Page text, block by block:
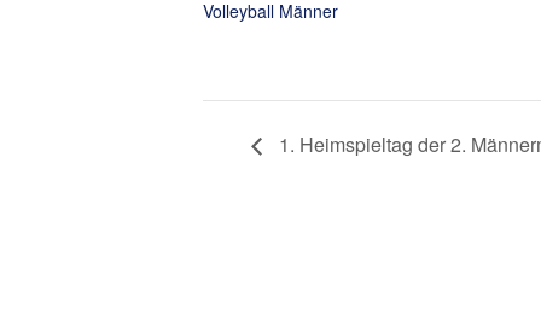
Volleyball Männer
1. Heimspieltag der 2.